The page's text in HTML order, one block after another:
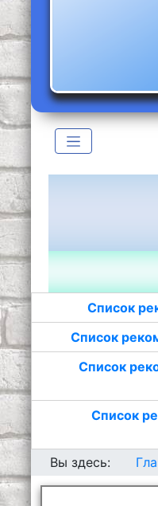
Список
Список
Список
Список
Вы здесь: